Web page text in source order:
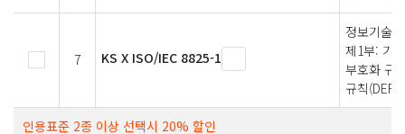
7 KS X ISO/IEC 8825-1
정보기술
제1부: 기
부호화 규
규칙(DER)
인용표준 2종 이상 선택시 20% 할인